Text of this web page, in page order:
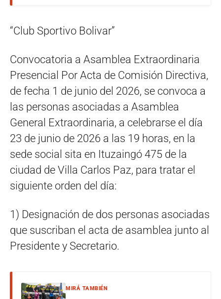
“Club Sportivo Bolivar”
Convocatoria a Asamblea Extraordinaria
Presencial Por Acta de Comisión Directiva,
de fecha 1 de junio del 2026, se convoca a
las personas asociadas a Asamblea
General Extraordinaria, a celebrarse el día
23 de junio de 2026 a las 19 horas, en la
sede social sita en Ituzaingó 475 de la
ciudad de Villa Carlos Paz, para tratar el
siguiente orden del día:
1) Designación de dos personas asociadas
que suscriban el acta de asamblea junto al
Presidente y Secretario.
MIRÁ TAMBIÉN